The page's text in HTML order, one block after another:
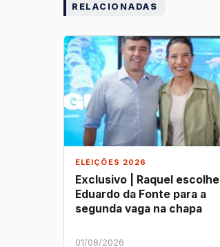
RELACIONADAS
ELEIÇÕES 2026
Exclusivo | Raquel escolhe
Eduardo da Fonte para a
segunda vaga na chapa
01/08/2026